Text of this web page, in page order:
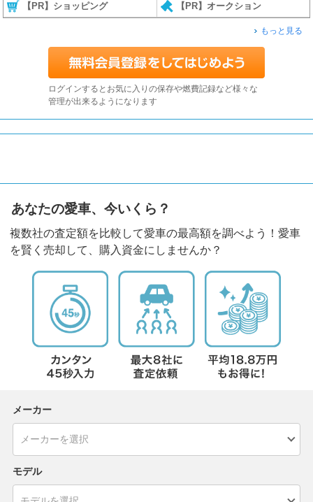
【PR】ショッピング 【PR】オークション
もっと見る
ログインするとお気に入りの保存や燃費記録など様々な
管理が出来るようになります
あなたの愛車、今いくら？
複数社の査定額を比較して愛車の最高額を調べよう！愛車
を賢く売却して、購入資金にしませんか？
メーカー
モデル